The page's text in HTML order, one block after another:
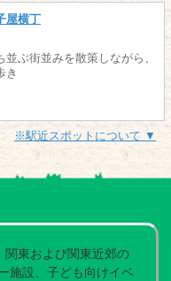
屋横丁
ぶ街並みを散策しながら、
き
※駅近スポットについて ▼
関東および関東近郊の
施設、子ども向けイベ